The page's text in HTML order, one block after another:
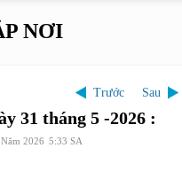
NƠI
Trước Sau
31 tháng 5 -2026 :
2026 5:33 SA